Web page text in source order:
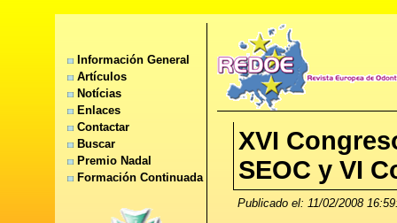
Información General
Artículos
Notícias
Enlaces
Contactar
Buscar
Premio Nadal
Formación Continuada
XVI
SEOC y VI
Publicado el: 11/02/2008